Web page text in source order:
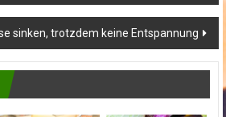
sinken, trotzdem keine Entspannung